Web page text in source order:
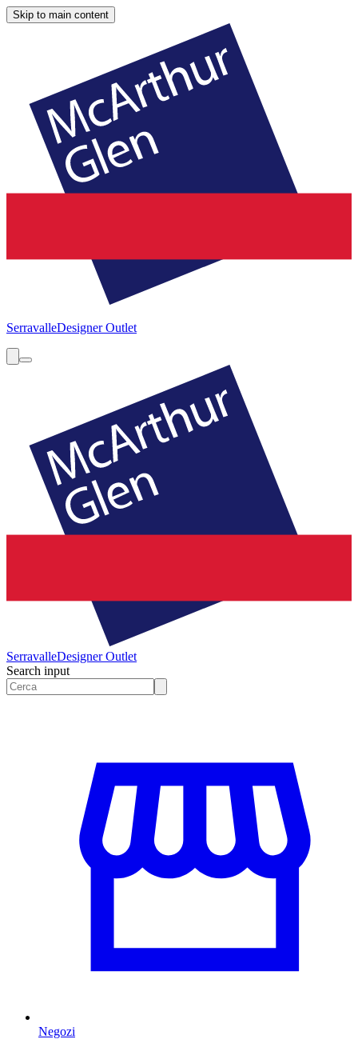
Skip to main content
SerravalleDesigner Outlet
SerravalleDesigner Outlet
Search input
Negozi